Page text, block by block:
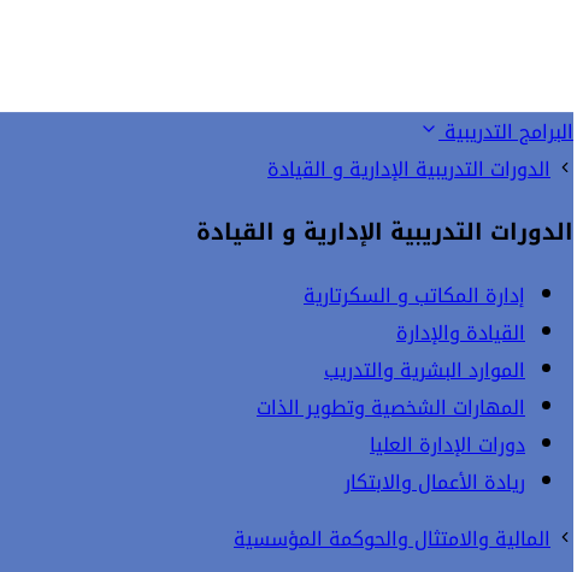
البرامج التدريبية
الدورات التدريبية الإدارية و القيادة
الدورات التدريبية الإدارية و القيادة
إدارة المكاتب و السكرتارية
القيادة والإدارة
الموارد البشرية والتدريب
المهارات الشخصية وتطوير الذات
دورات الإدارة العليا
ريادة الأعمال والابتكار
المالية والامتثال والحوكمة المؤسسية